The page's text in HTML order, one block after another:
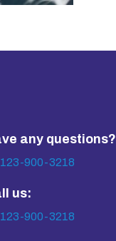
any questions?
900-3218
us:
900-3218